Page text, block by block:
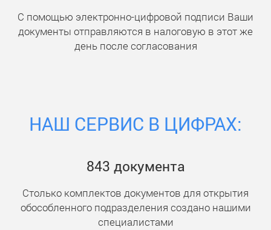
С помощью электронно-цифровой подписи Ваши
документы отправляются в налоговую в этот же
день после согласования
НАШ СЕРВИС В ЦИФРАХ:
843 документа
Столько комплектов документов для открытия
обособленного подразделения создано нашими
специалистами